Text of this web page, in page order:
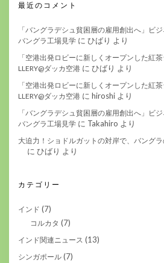
最近のコメント
「バングラデシュ貧困層の雇用創出へ」ビ
バングラ工場見学 に ひばり より
「空港出発ロビーに新しくオープンした紅
LLERY@ダッカ空港 に ひばり より
「空港出発ロビーに新しくオープンした紅
LLERY@ダッカ空港 に hiroshi より
「バングラデシュ貧困層の雇用創出へ」ビ
バングラ工場見学 に Takahiro より
大迫力！ショドルガットの対岸で、バング
に ひばり より
カテゴリー
インド (7)
コルカタ (7)
インド関連ニュース (13)
シンガポール (7)